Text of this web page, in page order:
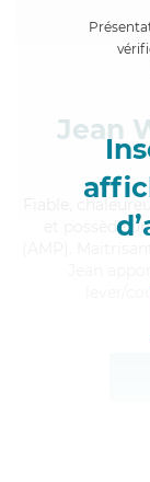
Jean
,
et possède
lever/